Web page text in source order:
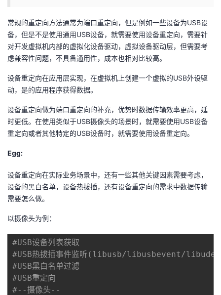
常规的重定向方法通常为端口重定向，但是例如一些设备为USB设
备，但是不是使用通用USB设备，就需要使用设备重定向，需要针
对开发虚拟机内部的虚拟化设备驱动，虚拟设备驱动层，但需要考
虑兼容性问题，不具备通用性，成本也相对比较高。
设备重定向在应用层实现，在虚拟机上创建一个虚拟的USB外设驱
动，是的应用程序获得数据。
设备重定向做为端口重定向的补充，优势时数据传输效率更高，延
时更低。在使用类似于USB摄像头的场景时，就需要使用USB设备
重定向或者其他特定的USB设备时，就需要使用设备重定向。
Egg:
设备重定向在实际业务场景中，还有一些其他关键因素需要考虑，
设备的黑白名单，设备热拔插，还有设备重定向的需求中数据传输
需要怎么做。
以摄像头为例：
#USB设备列表获取
#USB热拔插事件监听(libusb/libusbevent/
#USB黑白名单过滤
#USB重定向
#--摄像头--